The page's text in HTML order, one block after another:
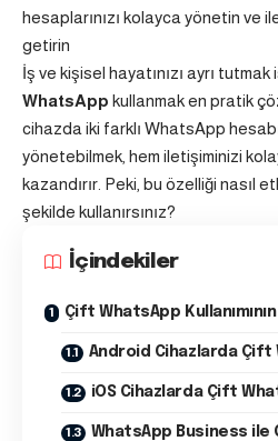
hesaplarınızı kolayca yönetin ve
getirin
İş ve kişisel hayatınızı ayrı tutmak
WhatsApp kullanmak en pratik
cihazda iki farklı WhatsApp
yönetebilmek, hem iletişiminizi
kazandırır. Peki, bu özelliği nasıl
şekilde kullanırsınız?
İçindekiler
Çift WhatsApp
Android Cihazlarda Çift
iOS Cihazlarda Çift
WhatsApp Business ile